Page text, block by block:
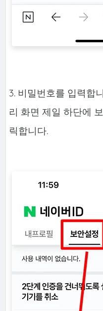
3. 비밀번호를 입력합
리 화면 제일 하단에
릭합니다.